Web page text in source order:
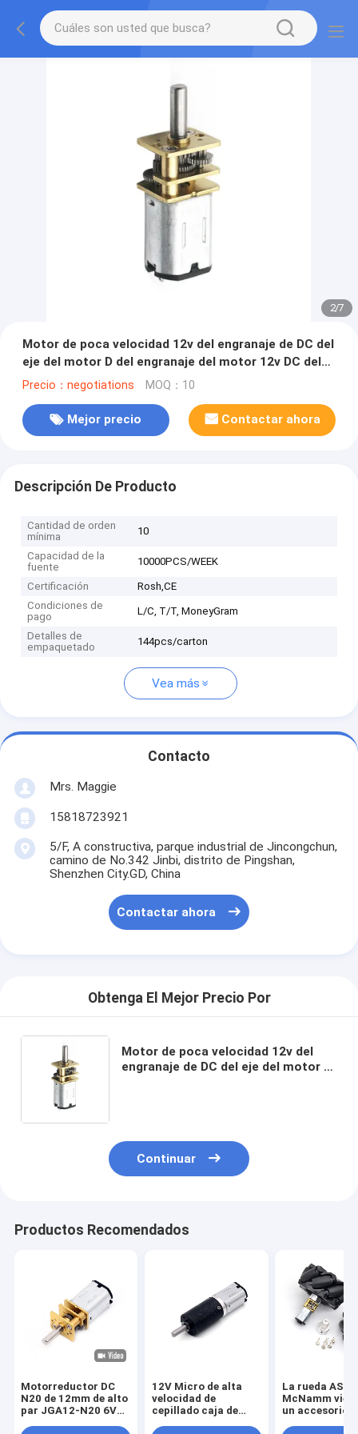
2/7
Motor de poca velocidad 12v del engranaje de DC del
eje del motor D del engranaje del motor 12v DC del
mini DC engranaje de ASLONG JGA12-N20 12m m 6V
Precio：negotiations MOQ：10
Mejor precio Contactar ahora
Descripción De Producto
Cantidad de orden
mínima
10
Capacidad de la
fuente
10000PCS/WEEK
Certificación
Rosh,CE
Condiciones de
pago
L/C, T/T, MoneyGram
Detalles de
empaquetado
144pcs/carton
Vea más
Contacto
Mrs. Maggie
15818723921
5/F, A constructiva, parque industrial de Jincongchun,
camino de No.342 Jinbi, distrito de Pingshan,
Shenzhen City.GD, China
Contactar ahora
Obtenga El Mejor Precio Por
Motor de poca velocidad 12v del
engranaje de DC del eje del motor D
Continuar
Productos Recomendados
Motorreductor DC
N20 de 12mm de alto
par JGA12-N20 6V
12V Micro de alta
velocidad de
cepillado caja de
La rueda
McNamm
un accesorio